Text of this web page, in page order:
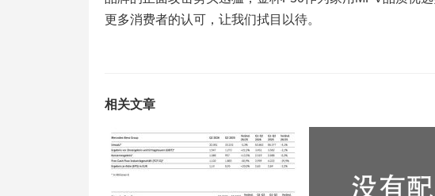
更多消费者的认可，让我们拭目以待。
相关文章